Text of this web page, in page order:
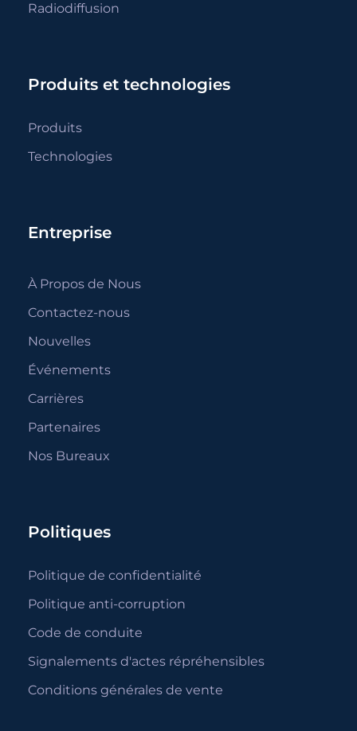
Radiodiffusion
Produits et technologies
Produits
Technologies
Entreprise
À Propos de Nous
Contactez-nous
Nouvelles
Événements
Carrières
Partenaires
Nos Bureaux
Politiques
Politique de confidentialité
Politique anti-corruption
Code de conduite
Signalements d'actes répréhensibles
Conditions générales de vente